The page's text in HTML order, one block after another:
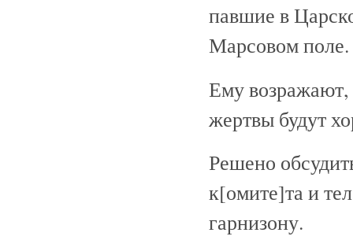
павшие в
Марсовом поле.
Ему возражают,
жертвы будут
Решено
к[омите]та и
гарнизону.